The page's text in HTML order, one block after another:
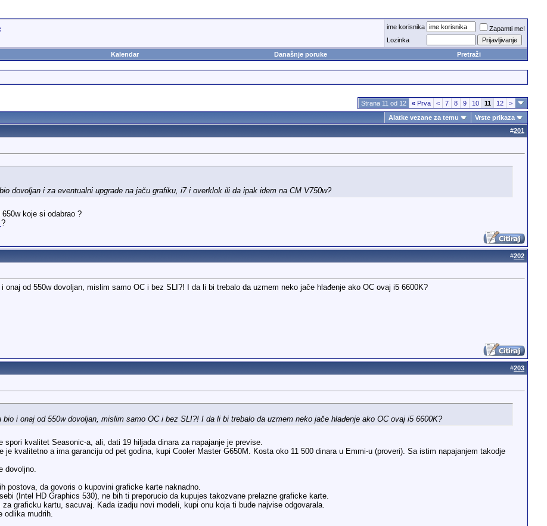
ime korisnika
Zapamti me!
Lozinka
Kalendar Današnje poruke Pretraži
Strana 11 od 12 «Prva < 7 8 9 10 11 12
>
Alatke vezane za temu
Vrste prikaza
#201
dovoljan i za eventualni upgrade na jaču grafiku, i7 i overklok ili da ipak idem na CM V750w?
koje si odabrao ?
?
#202
onaj od 550w dovoljan, mislim samo OC i bez SLI?! I da li bi trebalo da uzmem neko jače hlađenje ako OC ovaj i5 6600K?
#203
i onaj od 550w dovoljan, mislim samo OC i bez SLI?! I da li bi trebalo da uzmem neko jače hlađenje ako OC ovaj i5 6600K?
spori kvalitet Seasonic-a, ali, dati 19 hiljada dinara za napajanje je previse.
je kvalitetno a ima garanciju od pet godina, kupi Cooler Master G650M. Kosta oko 11 500 dinara u Emmi-u (proveri). Sa istim napajanjem takodje
dovoljno.
postova, da govoris o kupovini graficke karte naknadno.
(Intel HD Graphics 530), ne bih ti preporucio da kupujes takozvane prelazne graficke karte.
graficku kartu, sacuvaj. Kada izadju novi modeli, kupi onu koja ti bude najvise odgovarala.
odlika mudrih.